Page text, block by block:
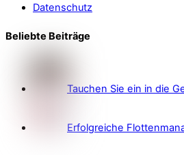
Datenschutz
Beliebte Beiträge
Tauchen Sie ein in die
Erfolgreiche